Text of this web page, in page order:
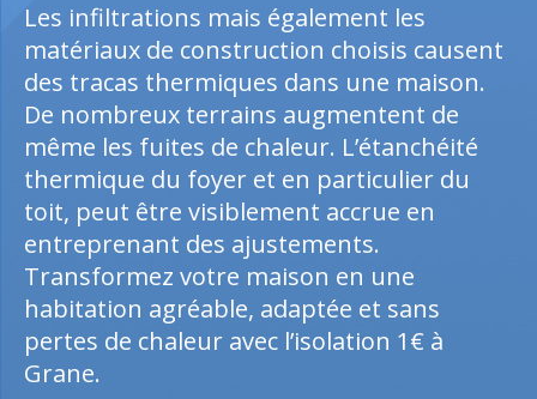
Les infiltrations mais également les
matériaux de construction choisis causent
des tracas thermiques dans une maison.
De nombreux terrains augmentent de
même les fuites de chaleur. L’étanchéité
thermique du foyer et en particulier du
toit, peut être visiblement accrue en
entreprenant des ajustements.
Transformez votre maison en une
habitation agréable, adaptée et sans
pertes de chaleur avec l’isolation 1€ à
Grane.